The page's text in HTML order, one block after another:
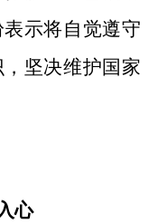
示将自觉遵守
坚决维护国家
心